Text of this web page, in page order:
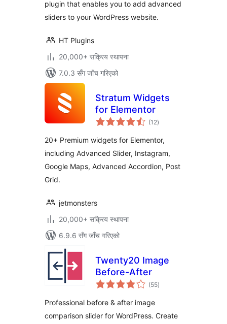
plugin that enables you to add advanced
sliders to your WordPress website.
HT Plugins
20,000+ सक्रिय स्थापना
7.0.3 सँग जाँच गरिएको
Stratum Widgets
for Elementor
(12कुल
रेटिङ्गहरू
)
20+ Premium widgets for Elementor,
including Advanced Slider, Instagram,
Google Maps, Advanced Accordion, Post
Grid.
jetmonsters
20,000+ सक्रिय स्थापना
6.9.6 सँग जाँच गरिएको
Twenty20 Image
Before-After
(55कुल
रेटिङ्गहरू
)
Professional before & after image
comparison slider for WordPress. Create